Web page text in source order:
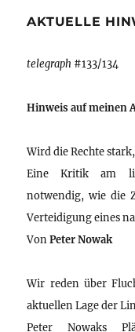
AKTUELLE
telegraph #133/134
Hinweis auf meinen
Wird die Rechte
Eine Kritik am
notwendig, wie die
Verteidigung eines
VonPeter Nowak
Wir reden über
aktuellen Lage der
Peter Nowaks